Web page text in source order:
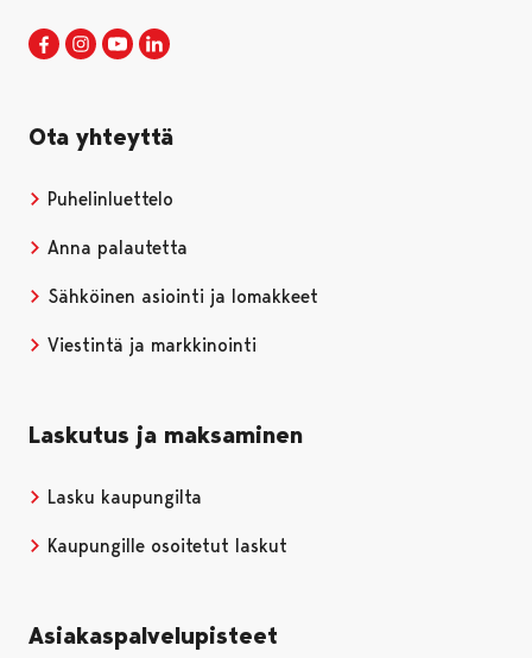
Porin kaupunki Facebookissa
Avautuu uudessa välilehdessä
Porin kaupunki Instagramissa
Avautuu uudessa välilehdessä
Porin kaupunki Youtubessa
Avautuu uudessa välilehdessä
Ota yhteyttä
Puhelinluettelo
Anna palautetta
Sähköinen asiointi ja lomakkeet
Viestintä ja markkinointi
Laskutus ja maksaminen
Lasku kaupungilta
Kaupungille osoitetut laskut
Asiakaspalvelupisteet